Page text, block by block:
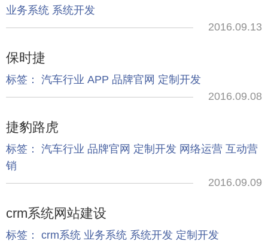
业务系统 系统开发
2016.09.13
保时捷
标签： 汽车行业 APP 品牌官网 定制开发
2016.09.08
捷豹路虎
标签： 汽车行业 品牌官网 定制开发 网络运营 互动营
销
2016.09.09
crm系统网站建设
标签： crm系统 业务系统 系统开发 定制开发